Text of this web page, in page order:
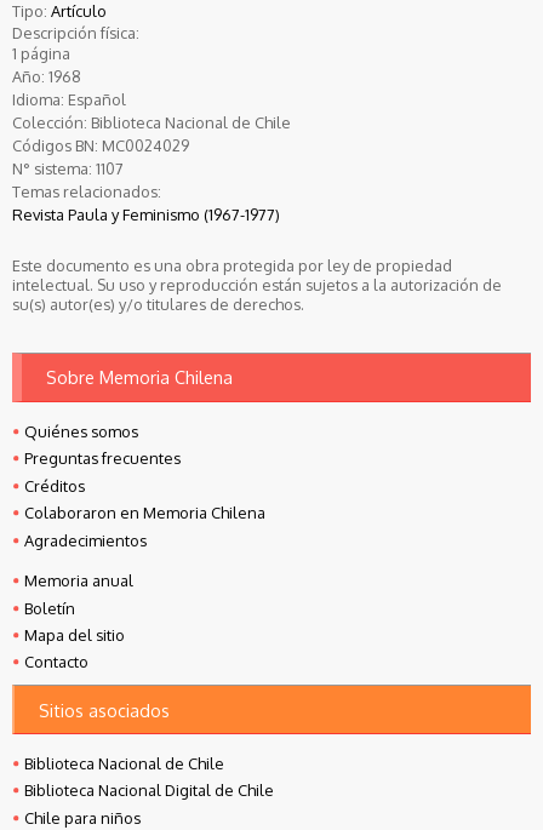
Tipo: Artículo
Descripción física:
1 página
Año: 1968
Idioma: Español
Colección: Biblioteca Nacional de Chile
Códigos BN: MC0024029
N° sistema: 1107
Temas relacionados:
Revista Paula y Feminismo (1967-1977)
Este documento es una obra protegida por ley de propiedad
intelectual. Su uso y reproducción están sujetos a la autorización de
su(s) autor(es) y/o titulares de derechos.
Sobre Memoria Chilena
Quiénes somos
Preguntas frecuentes
Créditos
Colaboraron en Memoria Chilena
Agradecimientos
Memoria anual
Boletín
Mapa del sitio
Contacto
Sitios asociados
Biblioteca Nacional de Chile
Biblioteca Nacional Digital de Chile
Chile para niños